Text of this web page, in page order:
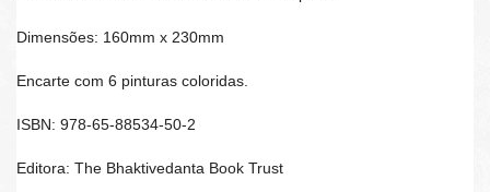
Dimensões: 160mm x 230mm
Encarte com 6 pinturas coloridas.
ISBN: 978-65-88534-50-2
Editora: The Bhaktivedanta Book Trust